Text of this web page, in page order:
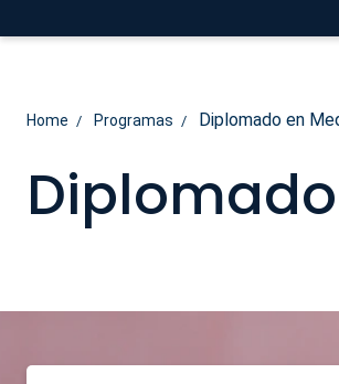
Home Programas Diplomado en